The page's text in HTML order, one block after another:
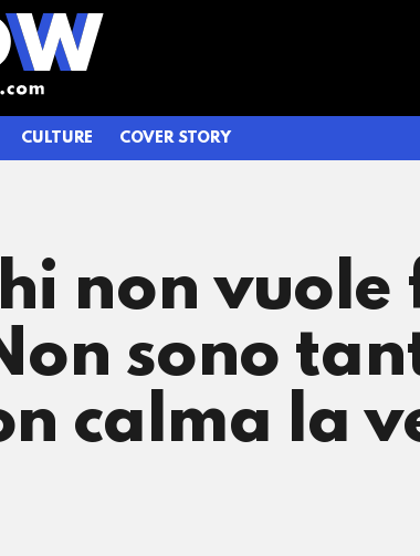
CULTURE COVER STORY
non vuole
sono
calma la